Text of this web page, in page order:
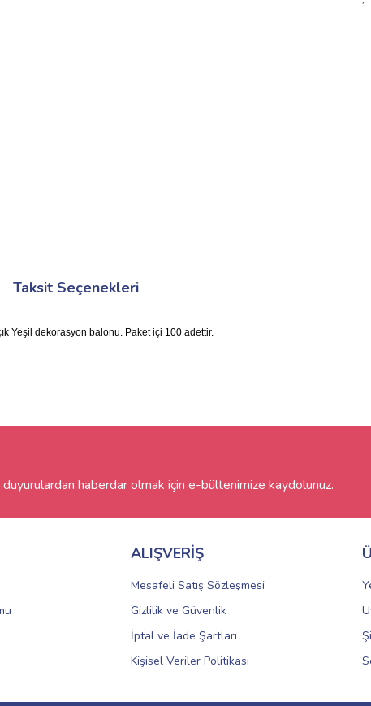
Taksit Seçenekleri
Yeşil dekorasyon balonu. Paket içi 100 adettir.
haberdar olmak için e-bültenimize kaydolunuz.
ALIŞVERİŞ
Mesafeli Satış Sözleşmesi
Gizlilik ve Güvenlik
İptal ve İade Şartları
Kişisel Veriler Politikası